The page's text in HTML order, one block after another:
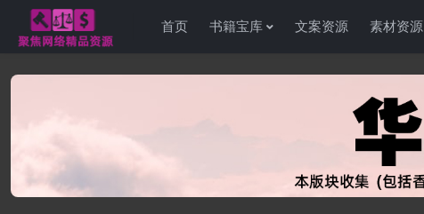
首页 书籍宝库 文案资源 素材资源